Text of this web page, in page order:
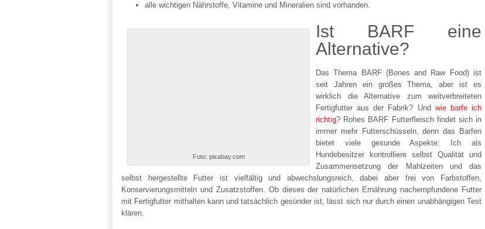
alle wichtigen Nährstoffe, Vitamine und Mineralien sind vorhanden.
Foto: pixabay.com
Ist BARF eine
Alternative?
Das Thema BARF (Bones and Raw Food) ist
seit Jahren ein großes Thema, aber ist es
wirklich die Alternative zum weitverbreiteten
Fertigfutter aus der Fabrik? Und wie barfe ich
richtig? Rohes BARF Futterfleisch findet sich in
immer mehr Futterschüsseln, denn das Barfen
bietet viele gesunde Aspekte: Ich als
Hundebesitzer kontrolliere selbst Qualität und
Zusammensetzung der Mahlzeiten und das
selbst hergestellte Futter ist vielfältig und abwechslungsreich, dabei aber frei von Farbstoffen,
Konservierungsmitteln und Zusatzstoffen. Ob dieses der natürlichen Ernährung nachempfundene Futter
mit Fertigfutter mithalten kann und tatsächlich gesünder ist, lässt sich nur durch einen unabhängigen Test
klären.